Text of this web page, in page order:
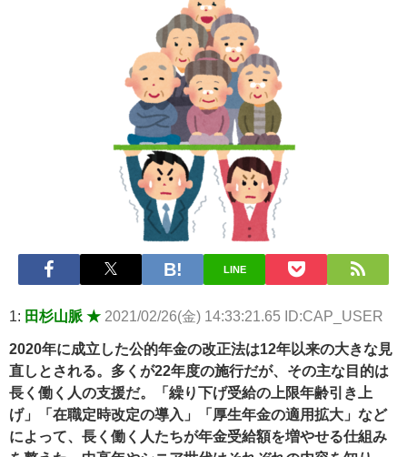
【画像】長濱ねる(27歳)の乳がヤバイと話題にｗｗｗｗ1700万バ
ズｗｗｗｗｗｗｗｗｗｗ 他 / 2chnaviヘッドライン
【画像】人気Vチューバーさん、とんでもない姿を披露ｗｗｗｗｗ
ｗｗｗｗｗ 他 / 2chnaviヘッドライン
【悲報】2050年の日本、独身ボッチ祭りが現実になるとかｗｗｗ
ｗ 他 / 2chnaviヘッドライン
Powered by livedoor 相互RSS
LINE
1: 田杉山脈 ★ 2021/02/26(金) 14:33:21.65 ID:CAP_USER
2020年に成立した公的年金の改正法は12年以来の大きな見
直しとされる。多くが22年度の施行だが、その主な目的は
長く働く人の支援だ。「繰り下げ受給の上限年齢引き上
げ」「在職定時改定の導入」「厚生年金の適用拡大」など
によって、長く働く人たちが年金受給額を増やせる仕組み